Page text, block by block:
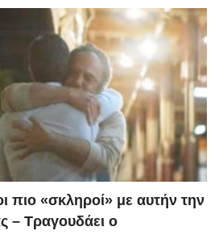
πιο «σκληροί» με αυτήν την
– Τραγουδάει ο